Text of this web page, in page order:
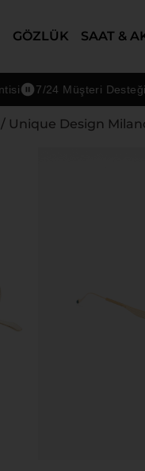
GÖZLÜK SAAT &
7/24 Müşteri Desteği
/ Unique Design